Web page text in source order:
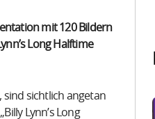
mit 120 Bildern
Long Halftime
sind sichtlich angetan
Lynn’s Long